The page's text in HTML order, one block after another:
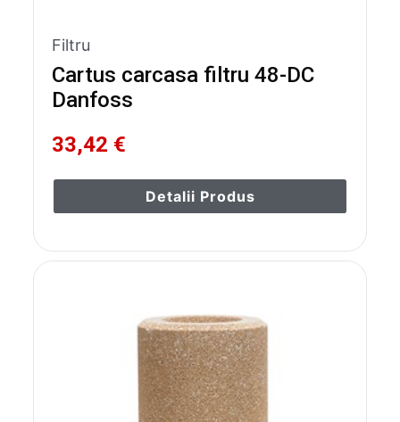
Filtru
Cartus carcasa filtru 48-DC
Danfoss
33,42 €
Detalii Produs